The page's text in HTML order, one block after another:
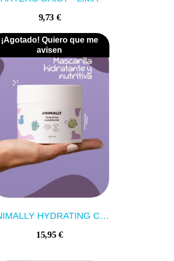
9,73 €
¡Agotado! Quiero que me
avisen
ANIMALLY HYDRATING CONDITIONER 200ML
15,95 €